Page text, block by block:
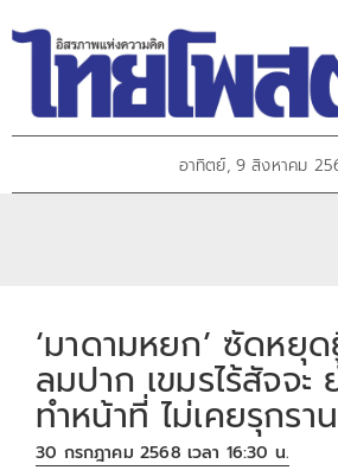
อาทิตย์, 9 สิงหาคม
‘มาดามหยก’ ซัดหยุ
ลมปาก เขมรไร้สัจจะ
ทำหน้าที่ ไม่เคยรุกราน
30 กรกฎาคม 2568 เวลา 16:30 น.